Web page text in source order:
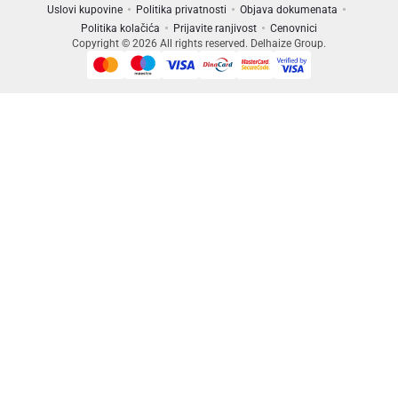
Uslovi kupovine Politika privatnosti
Objava dokumenata
Politika kolačića
Prijavite ranjivost
Cenovnici
Copyright © 2026 All rights reserved. Delhaize Group.